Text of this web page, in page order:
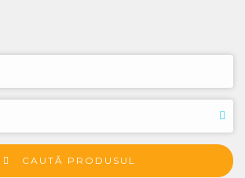
CAUTĂ PRODUSUL